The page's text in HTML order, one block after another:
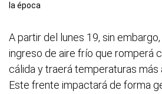
la época
A partir del lunes 19, sin
ingreso de aire frío que romperá
cálida y traerá temperaturas más
Este frente impactará de forma